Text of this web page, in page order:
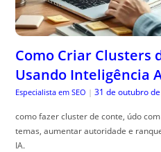
Como Criar Clusters
Usando Inteligência
Especialista em SEO | 31 de outubro
como fazer cluster de conte, údo
temas, aumentar autoridade e
IA.